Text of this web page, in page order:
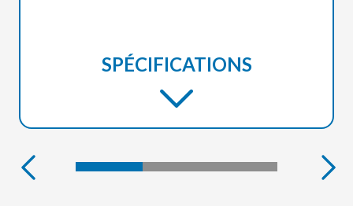
SPÉCIFICATIONS